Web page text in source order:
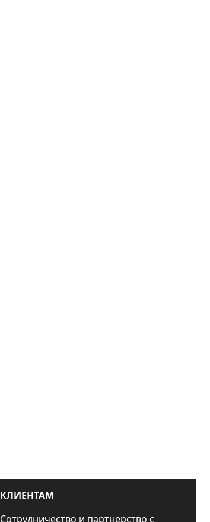
КЛИЕНТАМ
Сотрудничество и партнерство с